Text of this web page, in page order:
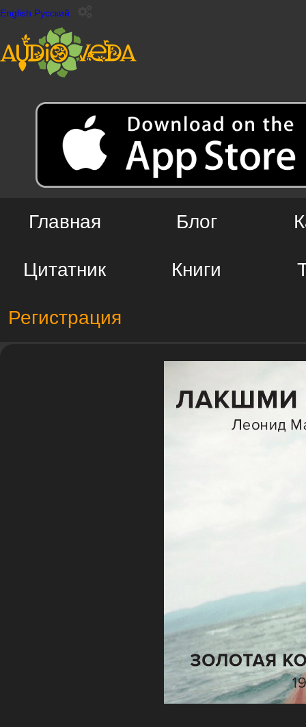
English Русский
Главная Блог
Цитатник Книги
Регистрация